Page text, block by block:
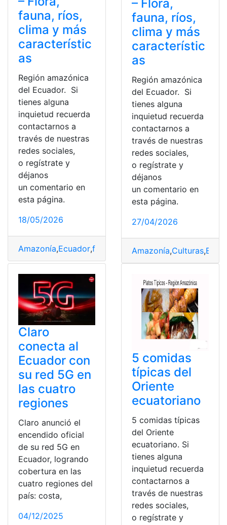
fauna, ríos,
clima y más
característic
as
Región amazónica
del Ecuador. Si
tienes alguna
inquietud recuerda
contactarnos a
través de nuestras
redes sociales,
o regístrate y
déjanos
un comentario en
esta página.
18/05/2026
Amazonía,Ecuador,flora y fauna,Regiones,Turismo
– Flora,
fauna, ríos,
clima y más
característic
as
Región amazónica
del Ecuador. Si
tienes alguna
inquietud recuerda
contactarnos a
través de nuestras
redes sociales,
o regístrate y
déjanos
un comentario en
esta página.
27/04/2026
Amazonía,Culturas,
Claro
conecta al
Ecuador con
su red 5G en
las cuatro
regiones
Claro anunció el
encendido oficial
de su red 5G en
Ecuador, logrando
cobertura en las
cuatro regiones del
país: costa,
04/12/2025
5 comidas
típicas del
Oriente
ecuatoriano
5 comidas típicas
del Oriente
ecuatoriano. Si
tienes alguna
inquietud recuerda
contactarnos a
través de nuestras
redes sociales,
o regístrate y